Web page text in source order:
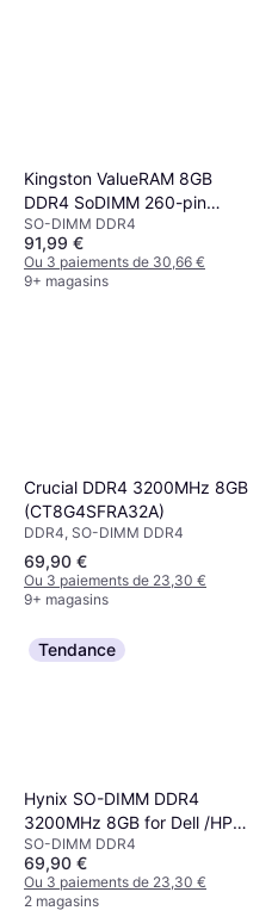
Kingston ValueRAM 8GB
DDR4 SoDIMM 260-pin
SDRAM Memory
(KVR32S22S8/8)
KVR32S22S88
SO-DIMM DDR4
91,99 €
Ou 3 paiements de 30,66 €
9+ magasins
Crucial DDR4 3200MHz 8GB
(CT8G4SFRA32A)
DDR4, SO-DIMM DDR4
69,90 €
Ou 3 paiements de 23,30 €
9+ magasins
Tendance
Hynix SO-DIMM DDR4
3200MHz 8GB for Dell /HP
/Lenovo(HMAA1GS6CJR6N-
XN)
SO-DIMM DDR4
69,90 €
Ou 3 paiements de 23,30 €
2 magasins